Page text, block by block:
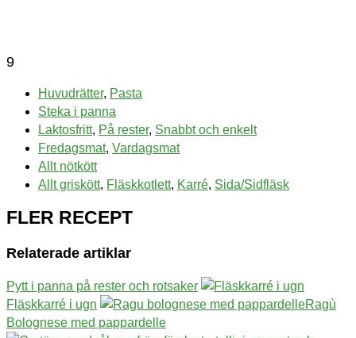
9
Huvudrätter, Pasta
Steka i panna
Laktosfritt, På rester, Snabbt och enkelt
Fredagsmat, Vardagsmat
Allt nötkött
Allt griskött, Fläskkotlett, Karré, Sida/Sidfläsk
FLER RECEPT
Relaterade artiklar
Pytt i panna på rester och rotsaker
Fläskkarré i ugn
Ragù
Bolognese med pappardelle